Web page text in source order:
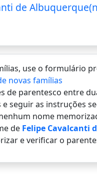
de
use o formulário
novas famílias
de parentesco entre
seguir as instruções
nome
de Felipe Cavalcanti
e verificar o